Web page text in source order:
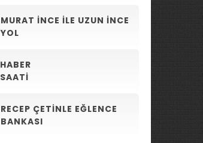
MURAT İNCE ILE UZUN İNCE
YOL
HABER
SAATI
RECEP ÇETINLE EĞLENCE
BANKASI